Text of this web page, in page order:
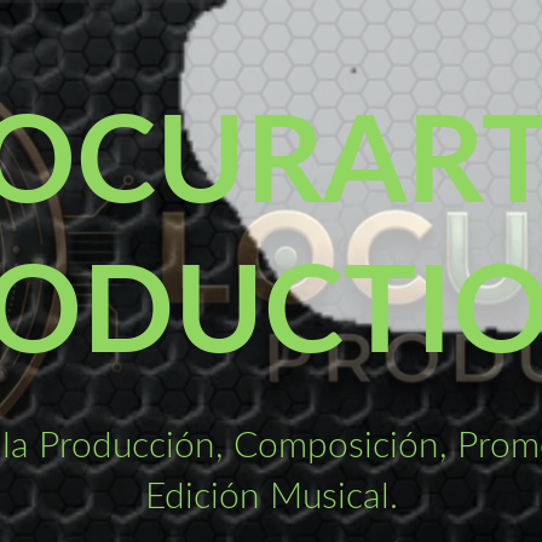
Producción, Composición,
Edición Musical.